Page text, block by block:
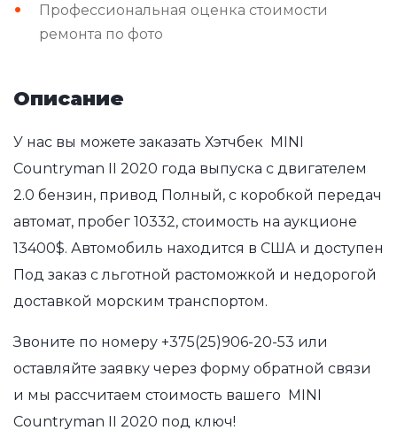
Профессиональная оценка стоимости
ремонта по фото
Описание
У нас вы можете заказать Хэтчбек MINI
Countryman II 2020 года выпуска с двигателем
2.0 бензин, привод Полный, с коробкой передач
автомат, пробег 10332, стоимость на аукционе
13400$. Автомобиль находится в США и доступен
Под заказ с льготной растоможкой и недорогой
доставкой морским транспортом.
Звоните по номеру +375(25)906-20-53 или
оставляйте заявку через форму обратной связи
и мы рассчитаем стоимость вашего MINI
Countryman II 2020 под ключ!